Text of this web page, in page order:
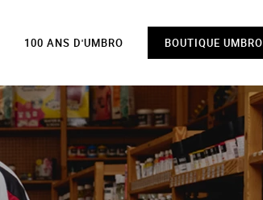
100 ANS D'UMBRO BOUTIQUE UMBRO